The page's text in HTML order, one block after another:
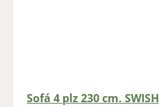
Sofá 4 plz 230 cm. SWISH